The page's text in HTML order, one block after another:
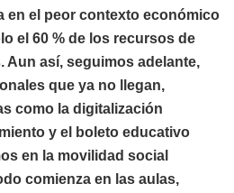
en el peor contexto económico
el 60 % de los recursos de
Aun así, seguimos adelante,
que ya no llegan,
como la digitalización
y el boleto educativo
en la movilidad social
comienza en las aulas,